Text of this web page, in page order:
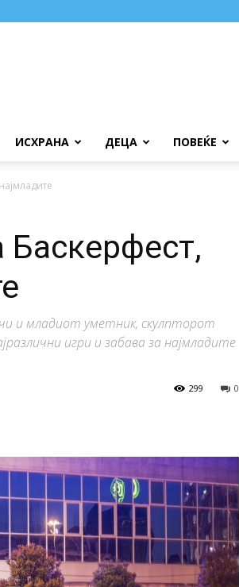
ИСХРАНА ДЕЦА ПОВЕЌЕ
и младиот уметник, скулпторот
игри и забава за најмладите
0
299